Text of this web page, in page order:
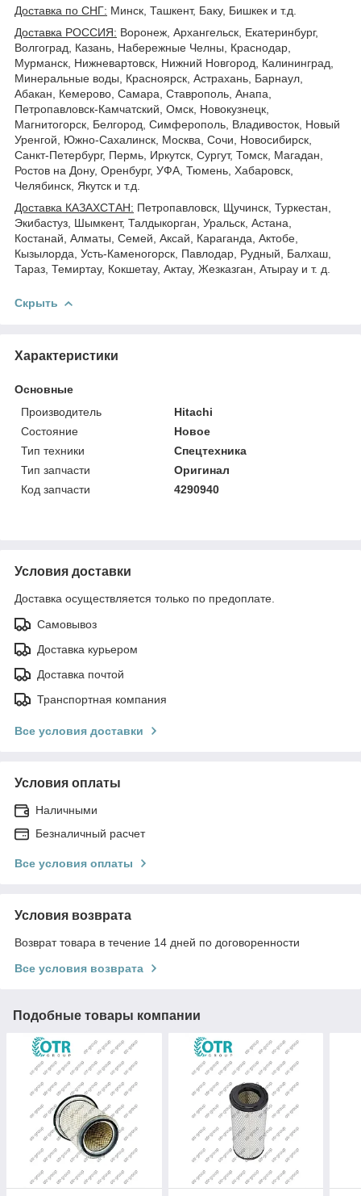
Доставка по СНГ: Минск, Ташкент, Баку, Бишкек и т.д.
Доставка РОССИЯ: Воронеж, Архангельск, Екатеринбург,
Волгоград, Казань, Набережные Челны, Краснодар,
Мурманск, Нижневартовск, Нижний Новгород, Калининград,
Минеральные воды, Красноярск, Астрахань, Барнаул,
Абакан, Кемерово, Самара, Ставрополь, Анапа,
Петропавловск-Камчатский, Омск, Новокузнецк,
Магнитогорск, Белгород, Симферополь, Владивосток, Новый
Уренгой, Южно-Сахалинск, Москва, Сочи, Новосибирск,
Санкт-Петербург, Пермь, Иркутск, Сургут, Томск, Магадан,
Ростов на Дону, Оренбург, УФА, Тюмень, Хабаровск,
Челябинск, Якутск и т.д.
Доставка КАЗАХСТАН: Петропавловск, Щучинск, Туркестан,
Экибастуз, Шымкент, Талдыкорган, Уральск, Астана,
Костанай, Алматы, Семей, Аксай, Караганда, Актобе,
Кызылорда, Усть-Каменогорск, Павлодар, Рудный, Балхаш,
Тараз, Темиртау, Кокшетау, Актау, Жезказган, Атырау и т. д.
Скрыть
Характеристики
Основные
Производитель
Hitachi
Состояние
Новое
Тип техники
Спецтехника
Тип запчасти
Оригинал
Код запчасти
4290940
Условия доставки
Доставка осуществляется только по предоплате.
Самовывоз
Доставка курьером
Доставка почтой
Транспортная компания
Все условия доставки
Условия оплаты
Наличными
Безналичный расчет
Все условия оплаты
Условия возврата
Возврат товара в течение 14 дней по договоренности
Все условия возврата
Подобные товары компании